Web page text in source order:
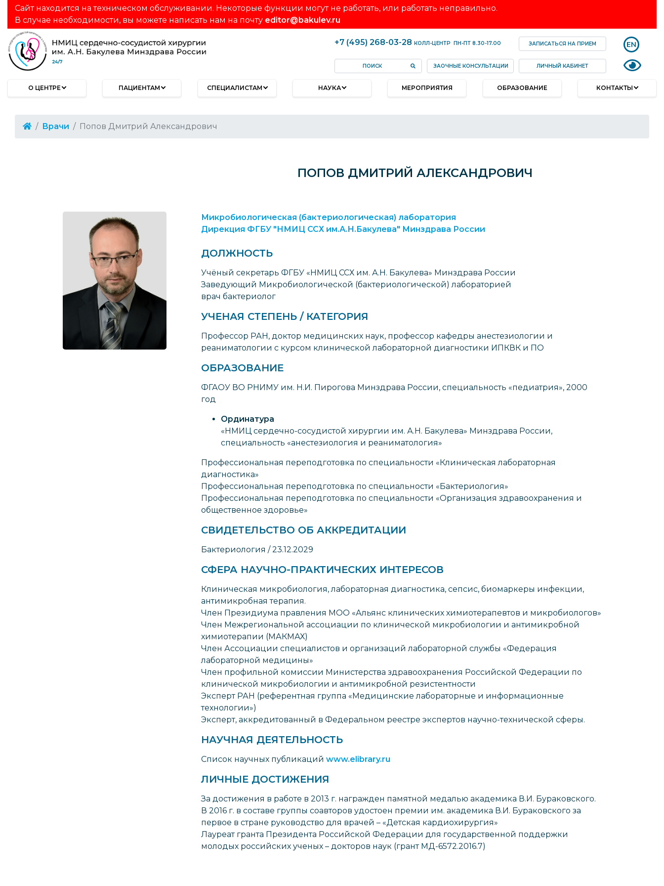
Сайт находится на техническом обслуживании. Некоторые функции могут не работать, или работать неправильно.
В случае необходимости, вы можете написать нам на почту editor@bakulev.ru
+7 (495) 268-03-28 КОЛЛ-ЦЕНТР ПН-ПТ 8.30-17.00 ЗАПИСАТЬСЯ НА ПРИЕМ
ЗАОЧНЫЕ КОНСУЛЬТАЦИИ ЛИЧНЫЙ КАБИНЕТ
EN
О ЦЕНТРЕ ПАЦИЕНТАМ СПЕЦИАЛИСТАМ НАУКА МЕРОПРИЯТИЯ ОБРАЗОВАНИЕ КОНТАКТЫ
Врачи Попов Дмитрий Александрович
ПОПОВ ДМИТРИЙ АЛЕКСАНДРОВИЧ
Микробиологическая (бактериологическая) лаборатория
Дирекция ФГБУ "НМИЦ ССХ им.А.Н.Бакулева" Минздрава России
ДОЛЖНОСТЬ
Учёный секретарь ФГБУ «НМИЦ ССХ им. А.Н. Бакулева» Минздрава России
Заведующий Микробиологической (бактериологической) лабораторией
врач бактериолог
УЧЕНАЯ СТЕПЕНЬ / КАТЕГОРИЯ
Профессор РАН, доктор медицинских наук, профессор кафедры анестезиологии и
реаниматологии с курсом клинической лабораторной диагностики ИПКВК и ПО
ОБРАЗОВАНИЕ
ФГАОУ ВО РНИМУ им. Н.И. Пирогова Минздрава России, специальность «педиатрия», 2000
год
Ординатура
«НМИЦ сердечно-сосудистой хирургии им. А.Н. Бакулева» Минздрава России,
специальность «анестезиология и реаниматология»
Профессиональная переподготовка по специальности «Клиническая лабораторная
диагностика»
Профессиональная переподготовка по специальности «Бактериология»
Профессиональная переподготовка по специальности «Организация здравоохранения и
общественное здоровье»
СВИДЕТЕЛЬСТВО ОБ АККРЕДИТАЦИИ
Бактериология / 23.12.2029
СФЕРА НАУЧНО-ПРАКТИЧЕСКИХ ИНТЕРЕСОВ
Клиническая микробиология, лабораторная диагностика, сепсис, биомаркеры инфекции,
антимикробная терапия.
Член Президиума правления МОО «Альянс клинических химиотерапевтов и микробиологов»
Член Межрегиональной ассоциации по клинической микробиологии и антимикробной
химиотерапии (МАКМАХ)
Член Ассоциации специалистов и организаций лабораторной службы «Федерация
лабораторной медицины»
Член профильной комиссии Министерства здравоохранения Российской Федерации по
клинической микробиологии и антимикробной резистентности
Эксперт РАН (референтная группа «Медицинские лабораторные и информационные
технологии»)
Эксперт, аккредитованный в Федеральном реестре экспертов научно-технической сферы.
НАУЧНАЯ ДЕЯТЕЛЬНОСТЬ
Список научных публикаций www.elibrary.ru
ЛИЧНЫЕ ДОСТИЖЕНИЯ
За достижения в работе в 2013 г. награжден памятной медалью академика В.И. Бураковского.
В 2016 г. в составе группы соавторов удостоен премии им. академика В.И. Бураковского за
первое в стране руководство для врачей – «Детская кардиохирургия»
Лауреат гранта Президента Российской Федерации для государственной поддержки
молодых российских ученых – докторов наук (грант МД-6572.2016.7)